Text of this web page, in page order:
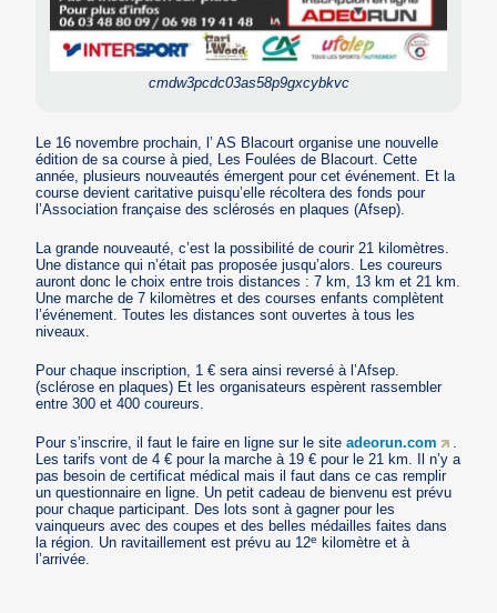
cmdw3pcdc03as58p9gxcybkvc
Le 16 novembre prochain, l’ AS Blacourt organise une nouvelle
édition de sa course à pied, Les Foulées de Blacourt. Cette
année, plusieurs nouveautés émergent pour cet événement. Et la
course devient caritative puisqu’elle récoltera des fonds pour
l’Association française des sclérosés en plaques (Afsep).
La grande nouveauté, c’est la possibilité de courir 21 kilomètres.
Une distance qui n’était pas proposée jusqu’alors. Les coureurs
auront donc le choix entre trois distances : 7 km, 13 km et 21 km.
Une marche de 7 kilomètres et des courses enfants complètent
l’événement. Toutes les distances sont ouvertes à tous les
niveaux.
Pour chaque inscription, 1 € sera ainsi reversé à l’Afsep.
(sclérose en plaques) Et les organisateurs espèrent rassembler
entre 300 et 400 coureurs.
Pour s’inscrire, il faut le faire en ligne sur le siteadeorun.com
.
Les tarifs vont de 4 € pour la marche à 19 € pour le 21 km. Il n’y a
pas besoin de certificat médical mais il faut dans ce cas remplir
un questionnaire en ligne. Un petit cadeau de bienvenu est prévu
pour chaque participant. Des lots sont à gagner pour les
vainqueurs avec des coupes et des belles médailles faites dans
la région. Un ravitaillement est prévu au 12e
kilomètre et à
l’arrivée.